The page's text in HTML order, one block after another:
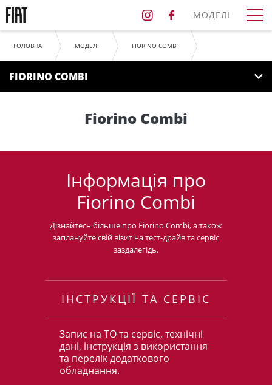
МОДЕЛІ
ГОЛОВНА МОДЕЛІ FIORINO COMBI
FIORINO COMBI
Fiorino Combi
Інформація про
Fiorino Combi
Дізнайтесь більше про Fiorino Combi, а також
заплануйте свій візит на тест-драйв та сервіс
заздалегідь.
ІНСТРУКЦІЇ ТА СЕРВІС
Запис на ТО та сервіс, технічні
дані, інструкція з використання
та перелік додаткового
обладнання.